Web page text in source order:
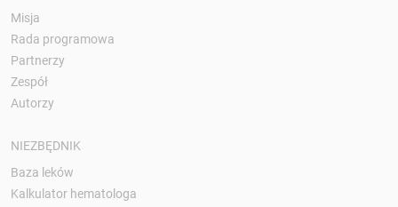
Misja
Rada programowa
Partnerzy
Zespół
Autorzy
NIEZBĘDNIK
Baza leków
Kalkulator hematologa